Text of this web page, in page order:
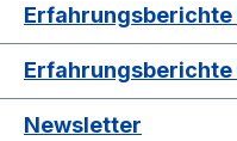
Erfahrungsberichte
Erfahrungsberichte
Newsletter